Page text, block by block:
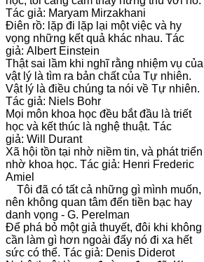
Tác giả: Maryam Mirzakhani
Điên rồ: lặp đi lặp lại một việc và hy
vọng những kết quả khác nhau. Tác
giả: Albert Einstein
Thật sai lầm khi nghĩ rằng nhiệm vụ của
vật lý là tìm ra bản chất của Tự nhiên.
Vật lý là điều chúng ta nói về Tự nhiên.
Tác giả: Niels Bohr
Mọi môn khoa học đều bắt đầu là triết
học và kết thúc là nghệ thuật. Tác
giả: Will Durant
Xã hội tồn tại nhờ niềm tin, và phát triển
nhờ khoa học. Tác giả: Henri Frederic
Amiel
Tôi đã có tất cả những gì mình muốn,
nên không quan tâm đến tiền bạc hay
danh vọng - G. Perelman
Để phá bỏ một giả thuyết, đôi khi không
cần làm gì hơn ngoài đẩy nó đi xa hết
sức có thể. Tác giả: Denis Diderot